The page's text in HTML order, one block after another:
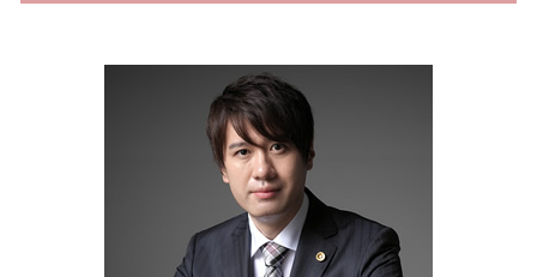
犯罪被害者支援 法律
犯罪被害給付制度
犯罪被害給付制度 損害賠償
示談交渉 弁護士法
損害賠償 示談 訴訟
示談交渉 被害者側
損害賠償 社員 請求
損害賠償 示談 傷害
傷害罪 示談 損害賠償
新宿 傷害致死 被害
新宿 交通事故 慰謝料
新宿 交通事故解決
東京 刑事事件
新宿 ストーカー相談